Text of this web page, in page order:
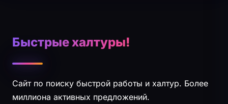
Быстрые халтуры!
Сайт по поиску быстрой работы и халтур. Более
миллиона активных предложений.